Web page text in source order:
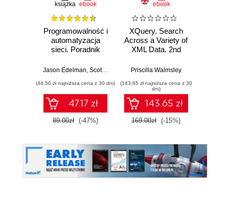
książka ebook
Programowalność i
automatyzacja
sieci. Poradnik
następnej generacji
Jason Edelman, Scott S. Lowe Matt Oswalt
(44,50 zł najniższa cena z 30 dni)
47.17 zł
89.00zł (-47%)
ebook
XQuery. Search
Across a Variety of
XML Data. 2nd
Priscilla Walmsley
(143,65 zł najniższa cena z 30
dni)
143.65 zł
169.00zł (-15%)